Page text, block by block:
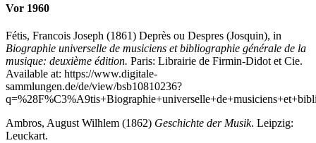
Vor 1960
Fétis, Francois Joseph (1861) Deprès ou Despres (Josquin), in
Biographie universelle de musiciens et bibliographie générale de la
musique: deuxième édition. Paris: Librairie de Firmin-Didot et Cie.
Available at: https://www.digitale-
sammlungen.de/de/view/bsb10810236?
Ambros, August Wilhlem (1862) Geschichte der Musik. Leipzig:
Leuckart.